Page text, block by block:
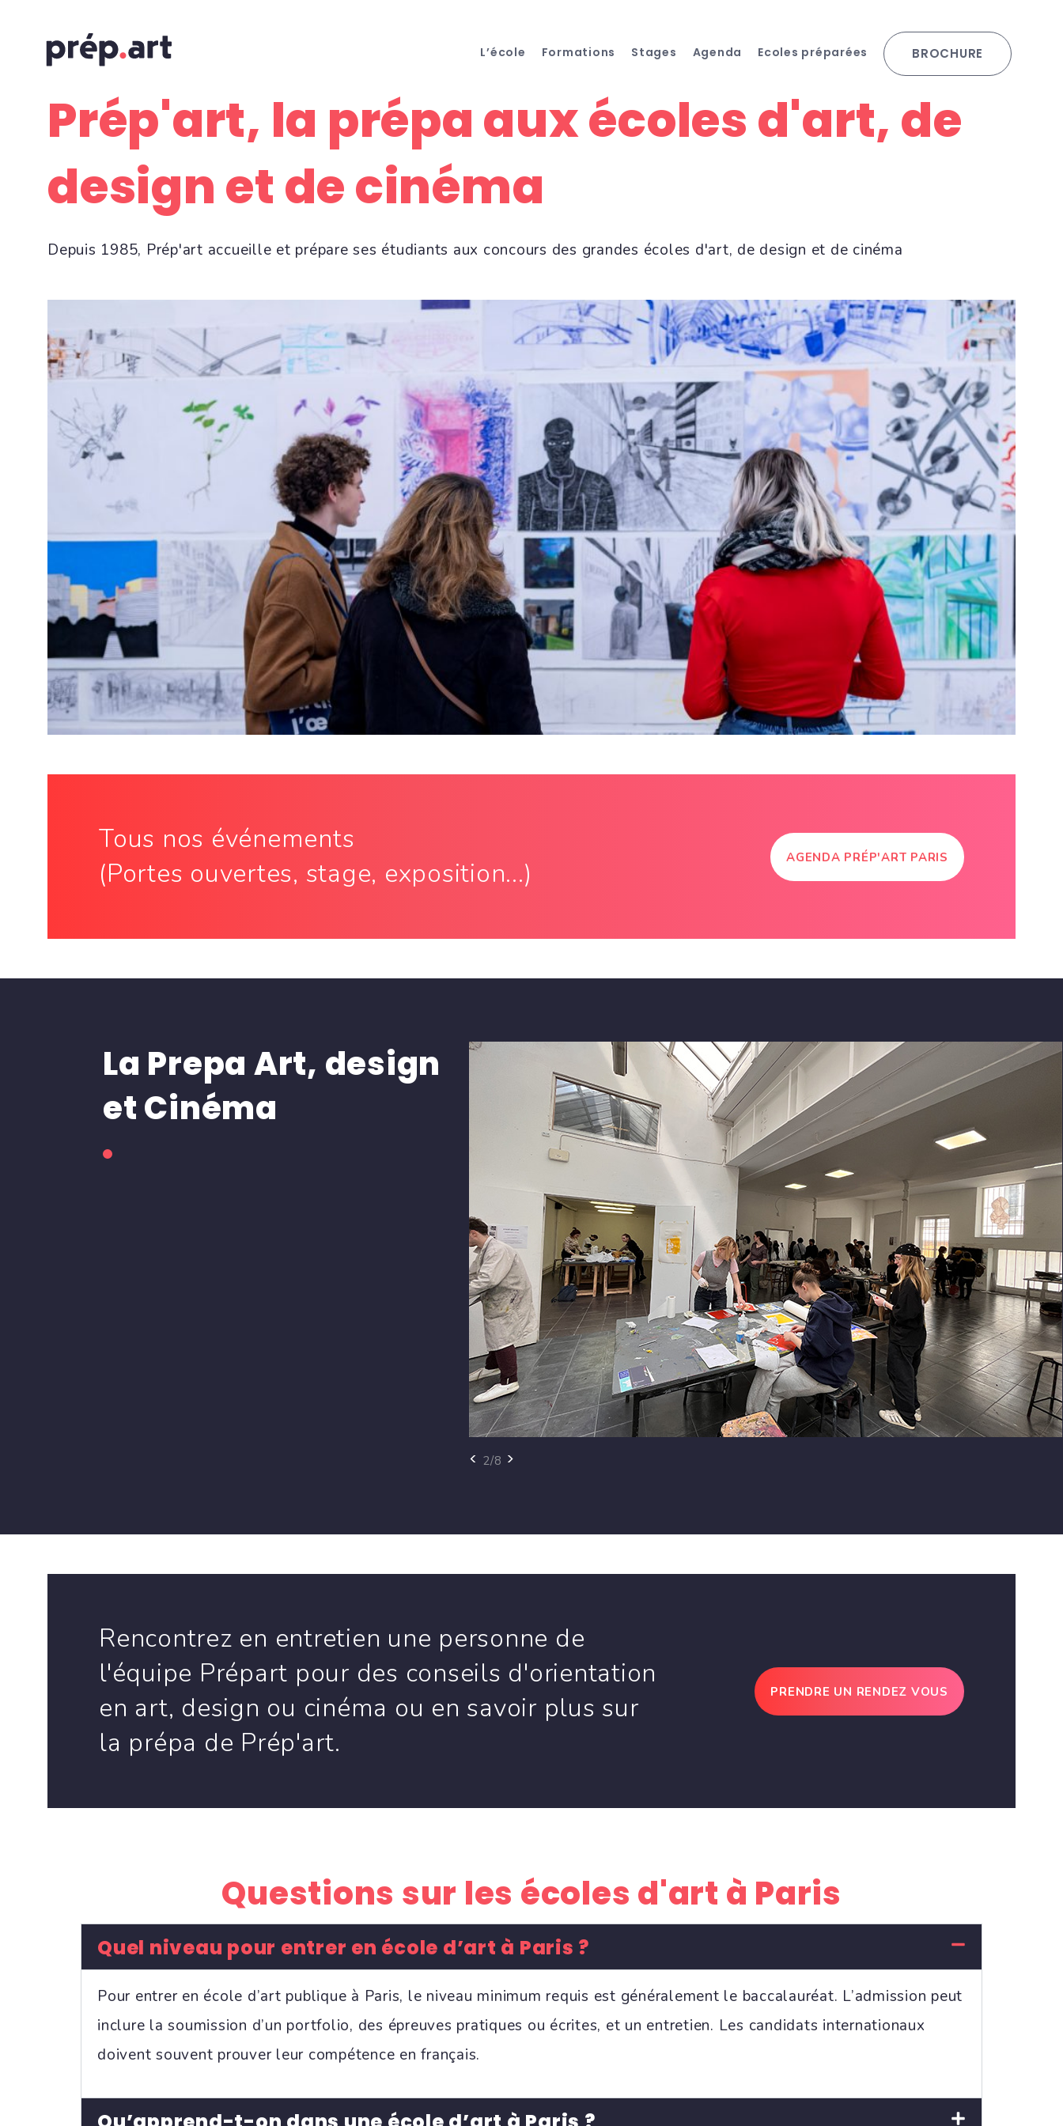
L’école Formations Stages Agenda Ecoles préparées BROCHURE
Prép'art, la prépa aux écoles d'art, de
design et de cinéma
Depuis 1985, Prép'art accueille et prépare ses étudiants aux concours des grandes écoles d'art, de design et de cinéma
Tous nos événements
(Portes ouvertes, stage, exposition...)
AGENDA PRÉP'ART PARIS
La Prepa Art, design
et Cinéma
< 3/8 >
Rencontrez en entretien une personne de
l'équipe Prépart pour des conseils d'orientation
en art, design ou cinéma ou en savoir plus sur
la prépa de Prép'art.
PRENDRE UN RENDEZ VOUS
Questions sur les écoles d'art à Paris
Quel niveau pour entrer en école d’art à Paris ?
Pour entrer en école d’art publique à Paris, le niveau minimum requis est généralement le baccalauréat. L’admission peut
inclure la soumission d’un portfolio, des épreuves pratiques ou écrites, et un entretien. Les candidats internationaux
doivent souvent prouver leur compétence en français.